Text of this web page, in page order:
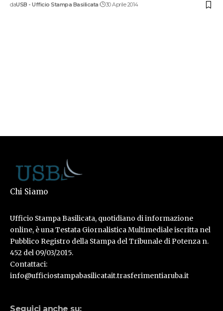
daUSB - Ufficio Stampa Basilicata 30 Aprile 2014
Chi Siamo
Ufficio Stampa Basilicata, quotidiano di informazione
online, è una Testata Giornalistica Multimediale iscritta nel
Pubblico Registro della Stampa del Tribunale di Potenza n.
452 del 09/03/2015.
Contattaci:
info@ufficiostampabasilicatait.trasferimentiaruba.it
Seguici anche su: